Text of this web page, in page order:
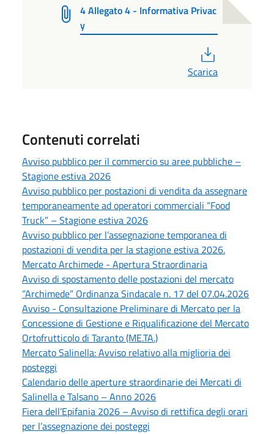
4 Allegato 4 - Informativa Privac
y
Scarica
Contenuti correlati
Avviso pubblico per il commercio su aree pubbliche –
Stagione estiva 2026
Avviso pubblico per postazioni di vendita da assegnare
temporaneamente ad operatori commerciali “Food
Truck” – Stagione estiva 2026
Avviso pubblico per l’assegnazione temporanea di
postazioni di vendita per la stagione estiva 2026.
Mercato Archimede - Apertura Straordinaria
Avviso di spostamento delle postazioni del mercato
“Archimede” Ordinanza Sindacale n. 17 del 07.04.2026
Avviso - Consultazione Preliminare di Mercato per la
Concessione di Gestione e Riqualificazione del Mercato
Ortofrutticolo di Taranto (ME.TA.)
Mercato Salinella: Avviso relativo alla miglioria dei
posteggi
Calendario delle aperture straordinarie dei Mercati di
Salinella e Talsano – Anno 2026
Fiera dell’Epifania 2026 – Avviso di rettifica degli orari
per l’assegnazione dei posteggi